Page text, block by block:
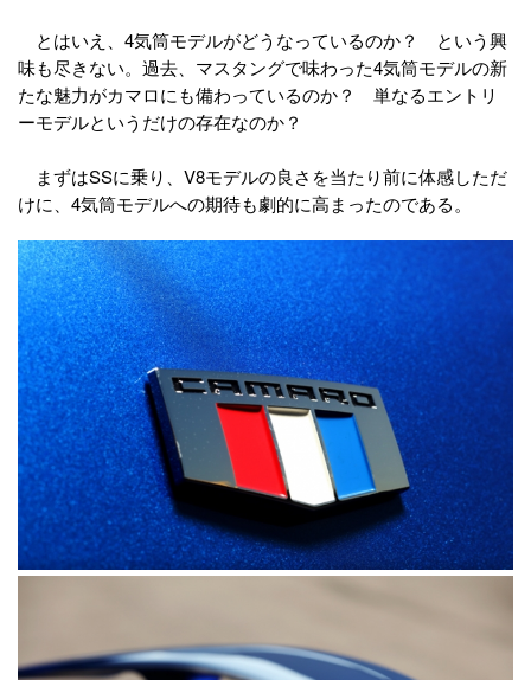
とはいえ、4気筒モデルがどうなっているのか？ という興
味も尽きない。過去、マスタングで味わった4気筒モデルの新
たな魅力がカマロにも備わっているのか？ 単なるエントリ
ーモデルというだけの存在なのか？
まずはSSに乗り、V8モデルの良さを当たり前に体感しただ
けに、4気筒モデルへの期待も劇的に高まったのである。